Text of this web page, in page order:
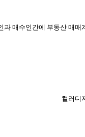
과 매수인간에 부동산 매매
컬러디